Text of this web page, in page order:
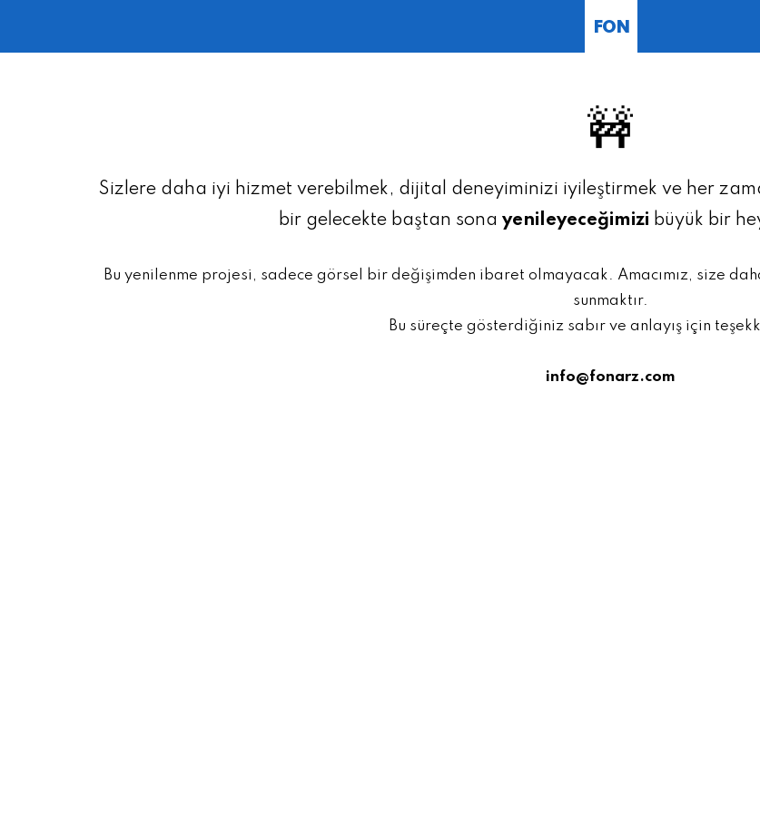
FON
🚧
Sizlere daha iyi hizmet verebilmek, dijital deneyiminizi iyileştirmek ve her
bir gelecekte baştan sona yenileyeceğimizi büyük bir
Bu yenilenme projesi, sadece görsel bir değişimden ibaret olmayacak. Amacımız, size
sunmaktır.
Bu süreçte gösterdiğiniz sabır ve anlayış için
info@fonarz.com